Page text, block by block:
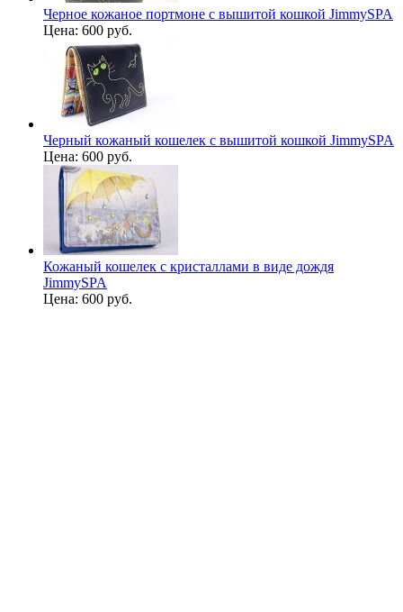
Черное кожаное портмоне с вышитой кошкой JimmySPA
Цена: 600 руб.
Черный кожаный кошелек с вышитой кошкой JimmySPA
Цена: 600 руб.
Кожаный кошелек с кристаллами в виде дождя
JimmySPA
Цена: 600 руб.